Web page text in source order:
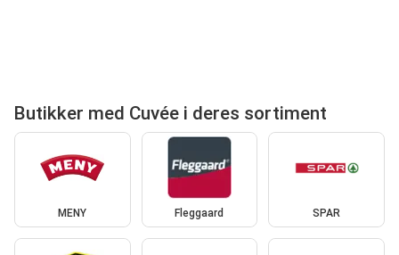
Butikker med Cuvée i deres sortiment
MENY Fleggaard SPAR